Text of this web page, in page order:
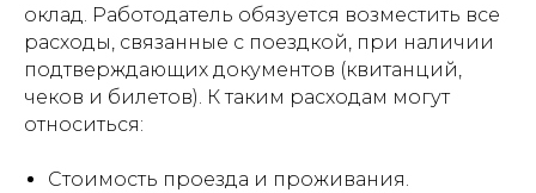
оклад. Работодатель обязуется возместить все
расходы, связанные с поездкой, при наличии
подтверждающих документов (квитанций,
чеков и билетов). К таким расходам могут
относиться:
Стоимость проезда и проживания.